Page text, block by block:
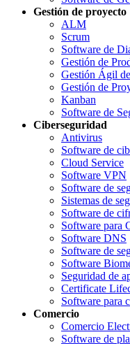
Gestión de proyecto
ALM
Scrum
Software de
Gestión de
Gestión Ágil
Gestión de
Kanban
Software de
Ciberseguridad
Antivirus
Software de
Cloud Service
Software VPN
Software de
Sistemas de
Software de
Software para
Software DNS
Software de
Software
Seguridad de
Certificate
Software para
Comercio
Comercio
Software de